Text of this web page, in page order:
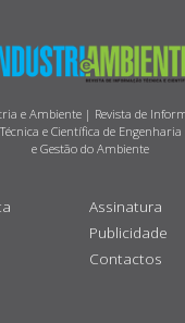
e Ambiente | Revista de
Técnica e Científica de Engenharia
e Gestão do Ambiente
Assinatura
Publicidade
Contactos